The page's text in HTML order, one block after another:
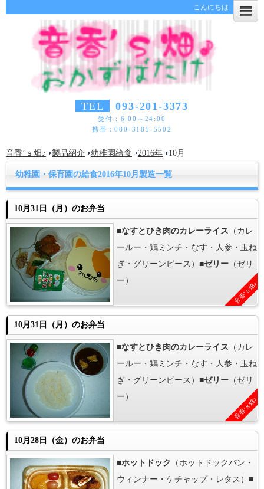
こんにちは
TEL 093-201-3373
受付：6:00～24:00
携帯：080-3185-5502
音香’ｓ畑♪ 製品紹介 幼稚園給食 2016年 10月
幼稚園・保育園の給食2016年10月製造一覧
10月31日（月）のお弁当
■なすとひき肉のカレーライス （カレ
ールー・鶏ミンチ・なす・人参・玉ね
ぎ・グリーンピース）■ゼリー （ゼリ
ー）
音香’ｓ畑♪
10月31日（月）のお弁当
■なすとひき肉のカレーライス （カレ
ールー・鶏ミンチ・なす・人参・玉ね
ぎ・グリーンピース）■ゼリー （ゼリ
ー）
音香’ｓ畑♪
10月28日（金）のお弁当
■ホットドック
（ホットドックパン・
ウィンナー・ケチャップ・レタス）■